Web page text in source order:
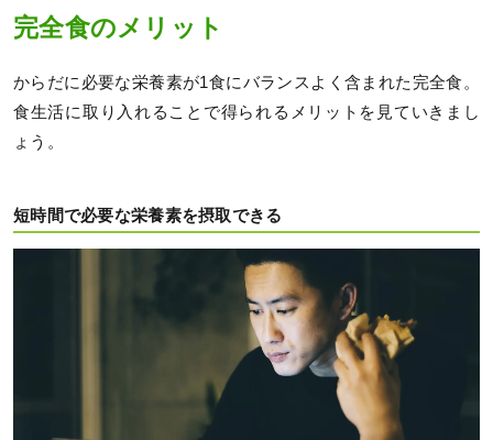
完全食のメリット
からだに必要な栄養素が1食にバランスよく含まれた完全食。
食生活に取り入れることで得られるメリットを見ていきまし
ょう。
短時間で必要な栄養素を摂取できる